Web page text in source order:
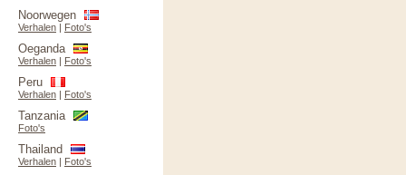
Noorwegen
Verhalen | Foto's
Oeganda
Verhalen | Foto's
Peru
Verhalen | Foto's
Tanzania
Foto's
Thailand
Verhalen | Foto's